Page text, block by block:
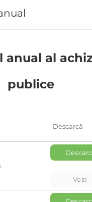
anual al
publice
Descarcă
Vezi